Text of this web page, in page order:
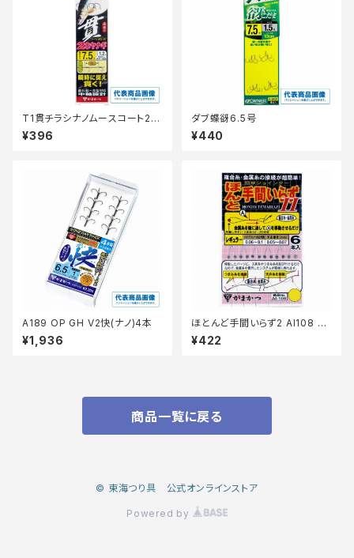
T1貫チラシナノムースコート2本
ヤナギ仕掛7.5-1.2
¥396
ダブ蝶谺6.5号
¥440
A189 OP GH V2快(ナノ)4本
¥1,936
ほとんど手間いらず2 AI108 0
号
¥422
商品一覧に戻る
© 東海つり具 公式オンラインストア
Powered by